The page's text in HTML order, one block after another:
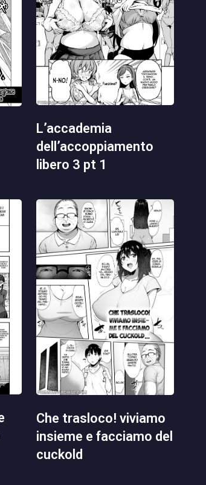
l’accademia
dell’accoppiamento
libero 3 pt 1
che trasloco! viviamo
insieme e facciamo del
cuckold